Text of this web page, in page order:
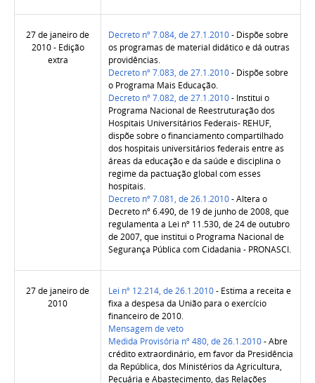
27 de janeiro de
2010 - Edição
extra
Decreto nº 7.084, de 27.1.2010- Dispõe sobre
os programas de material didático e dá outras
providências.
Decreto nº 7.083, de 27.1.2010- Dispõe sobre
o Programa Mais Educação.
Decreto nº 7.082, de 27.1.2010- Institui o
Programa Nacional de Reestruturação dos
Hospitais Universitários Federais- REHUF,
dispõe sobre o financiamento compartilhado
dos hospitais universitários federais entre as
áreas da educação e da saúde e disciplina o
regime da pactuação global com esses
hospitais.
Decreto nº 7.081, de 26.1.2010- Altera o
Decreto nº 6.490, de 19 de junho de 2008, que
regulamenta a Lei nº 11.530, de 24 de outubro
de 2007, que institui o Programa Nacional de
Segurança Pública com Cidadania - PRONASCI.
27 de janeiro de
2010
Lei nº 12.214, de 26.1.2010- Estima a receita e
fixa a despesa da União para o exercício
financeiro de 2010.
Mensagem de veto
Medida Provisória nº 480, de 26.1.2010- Abre
crédito extraordinário, em favor da Presidência
da República, dos Ministérios da Agricultura,
Pecuária e Abastecimento, das Relações